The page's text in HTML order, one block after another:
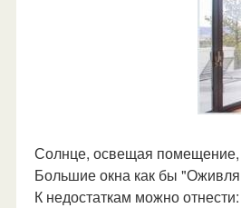
Солнце, освещая помещение,
Большие окна как бы
К недостаткам можно отнести: